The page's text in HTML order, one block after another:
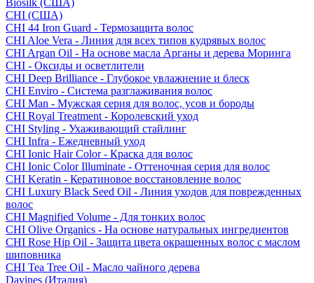
Biosilk (США)
CHI (США)
CHI 44 Iron Guard - Термозащита волос
CHI Aloe Vera - Линия для всех типов кудрявых волос
CHI Argan Oil - На основе масла Арганы и дерева Моринга
CHI - Оксиды и осветлители
CHI Deep Brilliance - Глубокое увлажнение и блеск
CHI Enviro - Система разглаживания волос
CHI Man - Мужская серия для волос, усов и бороды
CHI Royal Treatment - Королевский уход
CHI Styling - Ухаживающий стайлинг
CHI Infra - Ежедневный уход
CHI Ionic Hair Color - Краска для волос
CHI Ionic Color Illuminate - Оттеночная серия для волос
CHI Keratin - Кератиновое восстановление волос
CHI Luxury Black Seed Oil - Линия уходов для поврежденных
волос
CHI Magnified Volume - Для тонких волос
CHI Olive Organics - На основе натуральных ингредиентов
CHI Rose Hip Oil - Защита цвета окрашенных волос с маслом
шиповника
CHI Tea Tree Oil - Масло чайного дерева
Davines (Италия)